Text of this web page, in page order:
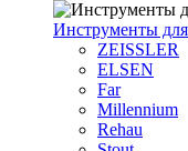
Инструменты
ZEISSLER
ELSEN
Far
Millennium
Rehau